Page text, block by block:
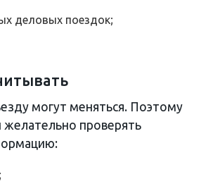
деловых поездок;
могут меняться. Поэтому
проверять